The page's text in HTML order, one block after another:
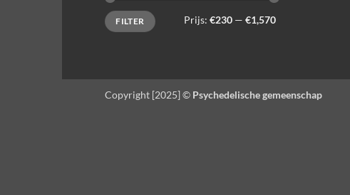
Min.
prijs
Max.
prijsFILTER Prijs: €230 — €1,570
Copyright [2025] © Psychedelische gemeenschap